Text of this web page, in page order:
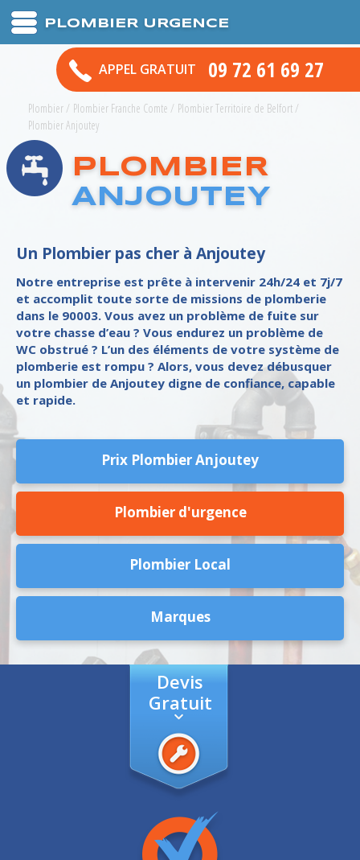
PLOMBIER URGENCE
APPEL GRATUIT 09 72 61 69 27
Plombier/ Plombier Franche Comte / Plombier Territoire de Belfort/
Plombier Anjoutey
PLOMBIER
ANJOUTEY
Un Plombier pas cher à Anjoutey
Notre entreprise est prête à intervenir 24h/24 et 7j/7
et accomplit toute sorte de missions de plomberie
dans le 90003. Vous avez un problème de fuite sur
votre chasse d’eau ? Vous endurez un problème de
WC obstrué ? L’un des éléments de votre système de
plomberie est rompu ? Alors, vous devez débusquer
un plombier de Anjoutey digne de confiance, capable
et rapide.
Prix Plombier Anjoutey
Plombier d'urgence
Plombier Local
Marques
Devis
Gratuit